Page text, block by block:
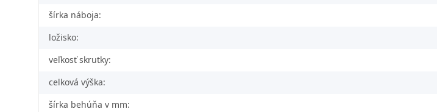
šírka náboja:
ložisko:
veľkosť skrutky:
celková výška:
šírka behúňa v mm: